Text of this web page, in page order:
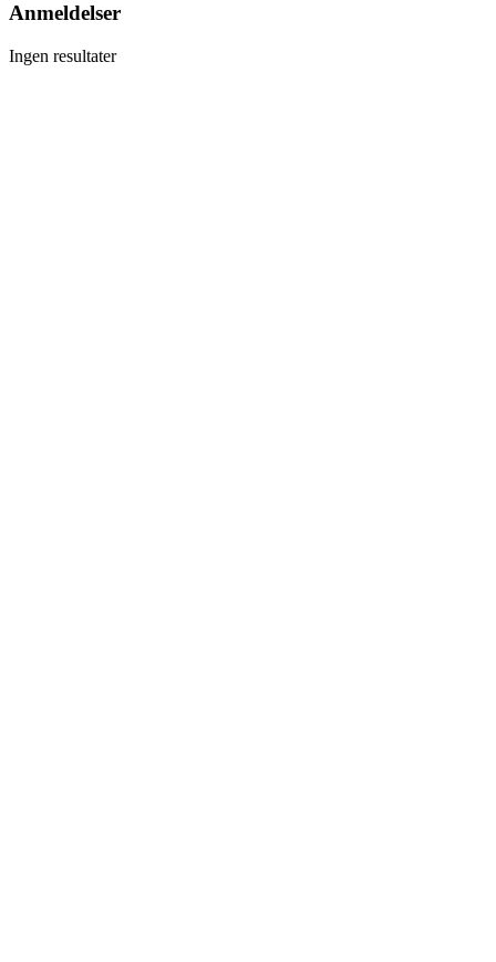
Anmeldelser
Ingen resultater